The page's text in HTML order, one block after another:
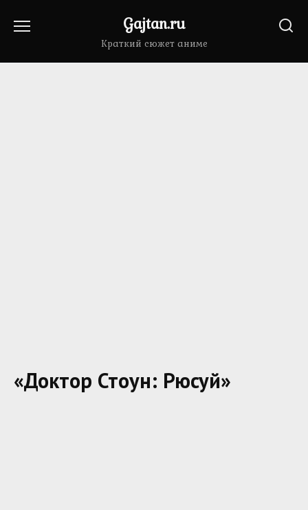
Gajtan.ru
Краткий сюжет аниме
«Доктор Стоун: Рюсуй»